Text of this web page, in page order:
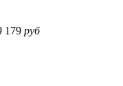
179 руб